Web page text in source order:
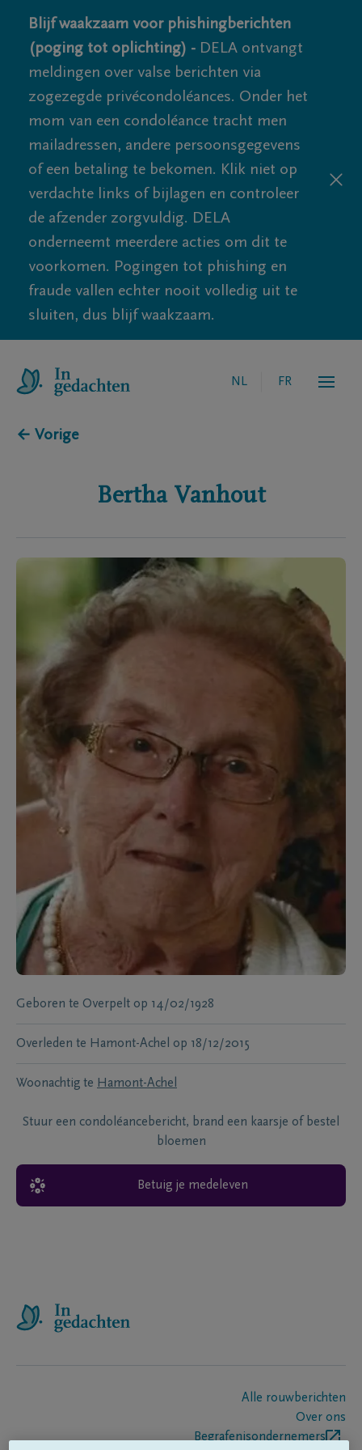
Blijf waakzaam voor phishingberichten
(poging tot oplichting) - DELA ontvangt
meldingen over valse berichten via
zogezegde privécondoléances. Onder het
mom van een condoléance tracht men
mailadressen, andere persoonsgegevens
of een betaling te bekomen. Klik niet op
verdachte links of bijlagen en controleer
de afzender zorgvuldig. DELA
onderneemt meerdere acties om dit te
voorkomen. Pogingen tot phishing en
fraude vallen echter nooit volledig uit te
sluiten, dus blijf waakzaam.
NL FR
← Vorige
Bertha Vanhout
Geboren te Overpelt op 14/02/1928
Overleden te Hamont-Achel op 18/12/2015
Woonachtig te Hamont-Achel
Stuur een condoléancebericht, brand een kaarsje of bestel
bloemen
Betuig je medeleven
Alle rouwberichten
Over ons
Begrafenisondernemers